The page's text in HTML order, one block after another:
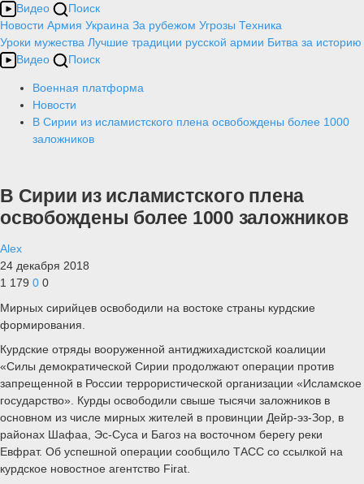
Видео
Поиск
Новости Армия Украина За рубежом Угрозы Техника
Уроки мужества Лучшие традиции русской армии Битва за историю
Видео
Поиск
Военная платформа
Новости
В Сирии из исламистского плена освобождены более 1000
заложников
В Сирии из исламистского плена
освобождены более 1000 заложников
Alex
24 декабря 2018
1 179 0 0
Мирных сирийцев освободили на востоке страны курдские
формирования.
Курдские отряды вооруженной антиджихадистской коалиции
«Силы демократической Сирии продолжают операции против
запрещенной в России террористической организации «Исламское
государство». Курды освободили свыше тысячи заложников в
основном из числе мирных жителей в провинции Дейр-эз-Зор, в
районах Шафаа, Эс-Суса и Багоз на восточном берегу реки
Евфрат. Об успешной операции сообщило ТАСС со ссылкой на
курдское новостное агентство Firat.